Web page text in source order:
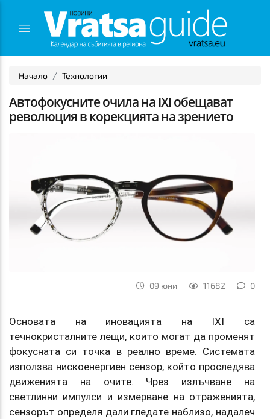
Начало Технологии
Автофокусните очила на IXI обещават
революция в корекцията на зрението
09 юни 11682 0
Основата на иновацията на IXI са
течнокристалните лещи, които могат да променят
фокусната си точка в реално време. Системата
използва нискоенергиен сензор, който проследява
движенията на очите. Чрез излъчване на
светлинни импулси и измерване на отраженията,
сензорът определя дали гледате наблизо, надалеч